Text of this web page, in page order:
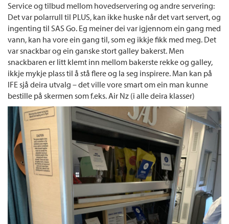
Service og tilbud mellom hovedservering og andre servering:
Det var polarrull til PLUS, kan ikke huske når det vart servert, og
ingenting til SAS Go. Eg meiner dei var igjennom ein gang med
vann, kan ha vore ein gang til, som eg ikkje fikk med meg. Det
var snackbar og ein ganske stort galley bakerst. Men
snackbaren er litt klemt inn mellom bakerste rekke og galley,
ikkje mykje plass til å stå flere og la seg inspirere. Man kan på
IFE sjå deira utvalg – det ville vore smart om ein man kunne
bestille på skermen som f.eks. Air Nz (i alle deira klasser)